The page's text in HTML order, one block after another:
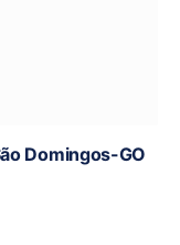
Domingos-GO